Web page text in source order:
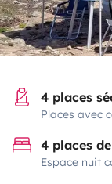
4 places
Places avec
4 places
Espace nuit